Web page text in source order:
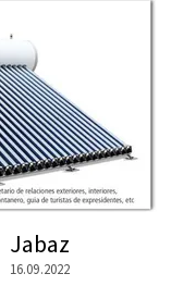
Jabaz
16.09.2022